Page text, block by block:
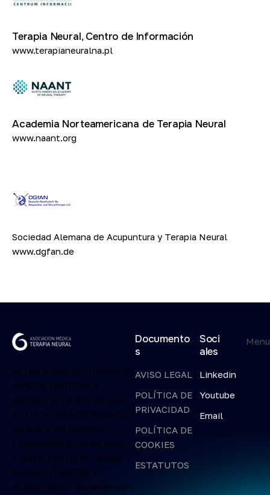
Terapia Neural, Centro de Información
www.terapianeuralna.pl
Academia Norteamericana de Terapia Neural
www.naant.org
Sociedad Alemana de Acupuntura y Terapia Neural
www.dgfan.de
Es una asociación médica de
carácter científico y
cultural, sin ánimo de lucro,
con la finalidad principal el
agrupar a los médicos
interesados en el concepto
y la práctica de la Terapia
Neural y fomentar el
conocimiento, el desarrollo,
Documento
s
AVISO LEGAL
POLÍTICA DE
PRIVACIDAD
POLÍTICA DE
COOKIES
ESTATUTOS
Soci
ales
Linkedin
Youtube
Email
Menu